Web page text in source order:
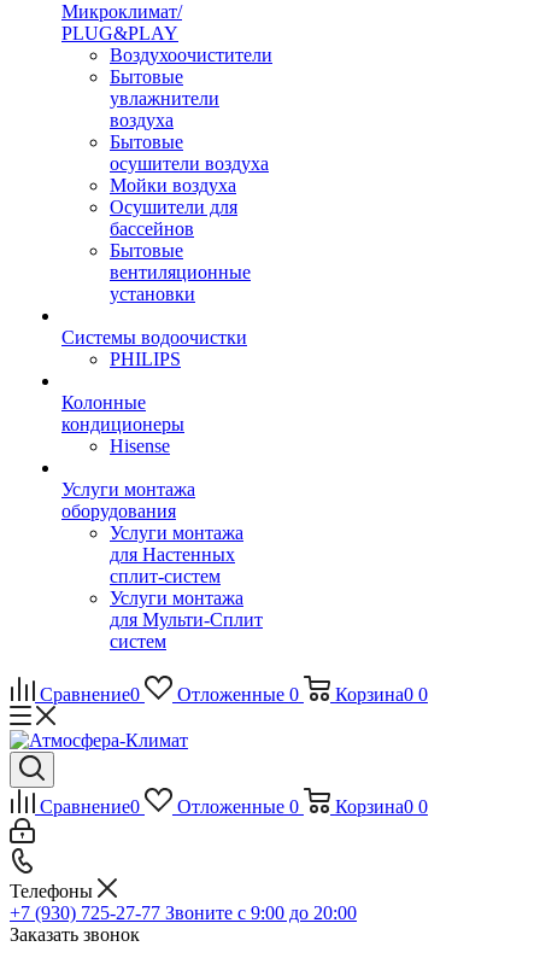
Микроклимат/
PLUG&PLAY
Воздухоочистители
Бытовые
увлажнители
воздуха
Бытовые
осушители воздуха
Мойки воздуха
Осушители для
бассейнов
Бытовые
вентиляционные
установки
Системы водоочистки
PHILIPS
Колонные
кондиционеры
Hisense
Услуги монтажа
оборудования
Услуги монтажа
для Настенных
сплит-систем
Услуги монтажа
для Мульти-Сплит
систем
Сравнение0 Отложенные 0 Корзина0 0
Сравнение0 Отложенные 0 Корзина0 0
Телефоны
+7 (930) 725-27-77 Звоните с 9:00 до 20:00
Заказать звонок